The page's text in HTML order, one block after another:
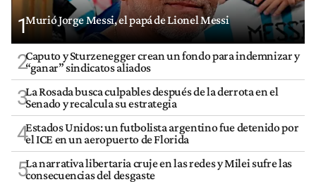
1Murió Jorge Messi, el papá de Lionel Messi
2Caputo y Sturzenegger crean un fondo para indemnizar y
“ganar” sindicatos aliados
3La Rosada busca culpables después de la derrota en el
Senado y recalcula su estrategia
4Estados Unidos: un futbolista argentino fue detenido por
el ICE en un aeropuerto de Florida
5La narrativa libertaria cruje en las redes y Milei sufre las
consecuencias del desgaste